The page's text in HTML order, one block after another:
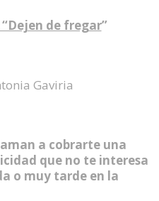
“Dejen de fregar”
Gaviria
a cobrarte una
que no te interesa
o muy tarde en la